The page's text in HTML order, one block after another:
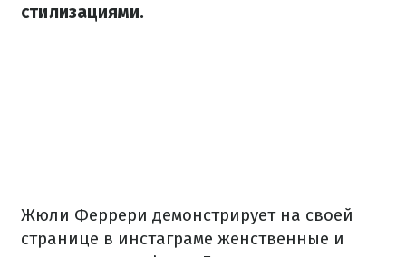
стилизациями.
Жюли Феррери демонстрирует на своей
странице в инстаграме женственные и